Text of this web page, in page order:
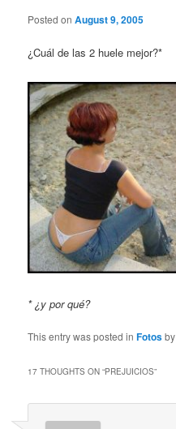
Posted onAugust 9, 2005
¿Cuál de las 2 huele mejor?*
* ¿y por qué?
This entry was posted inFotos
17 THOUGHTS ON “PREJUICIOS”